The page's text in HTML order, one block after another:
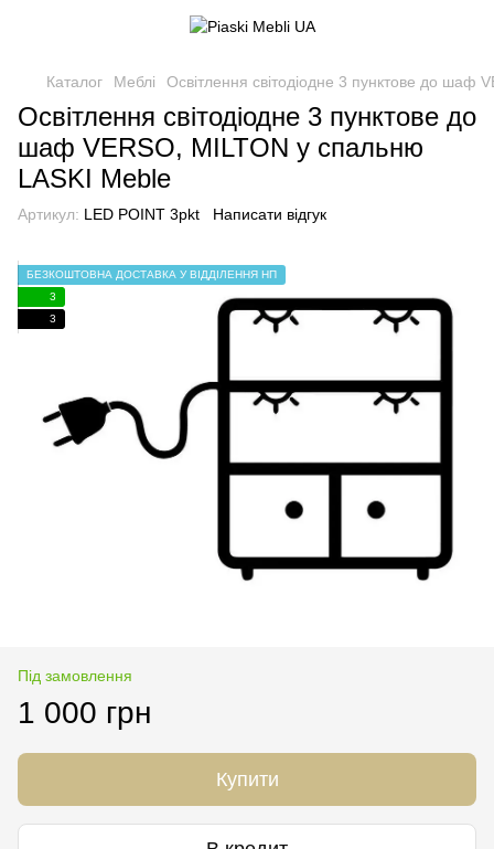
Каталог Меблі Освітлення світодіодне 3 пунктове до шаф
Освітлення світодіодне 3 пунктове до
шаф VERSO, MILTON у спальню
LASKI Meble
Артикул: LED POINT 3pkt Написати відгук
БЕЗКОШТОВНА ДОСТАВКА У ВІДДІЛЕННЯ НП
3
3
Під замовлення
1 000 грн
Купити